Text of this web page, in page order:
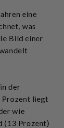
eine
was
Bild einer
der
Prozent liegt
wie
(13 Prozent)